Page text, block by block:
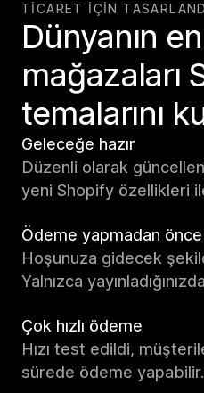
TICARET IÇIN
Dünyanın
mağazaları
temalarını
Geleceğe hazır
Düzenli olarak
yeni Shopify özellikleri
Ödeme yapmadan önce
Hoşunuza gidecek
Yalnızca
Çok hızlı ödeme
Hızı test edildi,
sürede ödeme yapabilir.